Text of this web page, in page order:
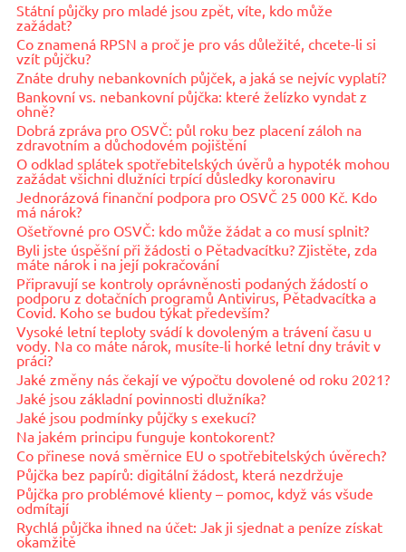
Státní půjčky pro mladé jsou zpět, víte, kdo může
zažádat?
Co znamená RPSN a proč je pro vás důležité, chcete-li si
vzít půjčku?
Znáte druhy nebankovních půjček, a jaká se nejvíc vyplatí?
Bankovní vs. nebankovní půjčka: které želízko vyndat z
ohně?
Dobrá zpráva pro OSVČ: půl roku bez placení záloh na
zdravotním a důchodovém pojištění
O odklad splátek spotřebitelských úvěrů a hypoték mohou
zažádat všichni dlužníci trpící důsledky koronaviru
Jednorázová finanční podpora pro OSVČ 25 000 Kč. Kdo
má nárok?
Ošetřovné pro OSVČ: kdo může žádat a co musí splnit?
Byli jste úspěšní při žádosti o Pětadvacítku? Zjistěte, zda
máte nárok i na její pokračování
Připravují se kontroly oprávněnosti podaných žádostí o
podporu z dotačních programů Antivirus, Pětadvacítka a
Covid. Koho se budou týkat především?
Vysoké letní teploty svádí k dovoleným a trávení času u
vody. Na co máte nárok, musíte-li horké letní dny trávit v
práci?
Jaké změny nás čekají ve výpočtu dovolené od roku 2021?
Jaké jsou základní povinnosti dlužníka?
Jaké jsou podmínky půjčky s exekucí?
Na jakém principu funguje kontokorent?
Co přinese nová směrnice EU o spotřebitelských úvěrech?
Půjčka bez papírů: digitální žádost, která nezdržuje
Půjčka pro problémové klienty – pomoc, když vás všude
odmítají
Rychlá půjčka ihned na účet: Jak ji sjednat a peníze získat
okamžitě